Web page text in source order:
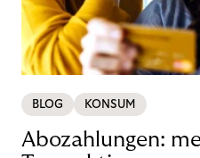
BLOG KONSUM
Abozahlungen: